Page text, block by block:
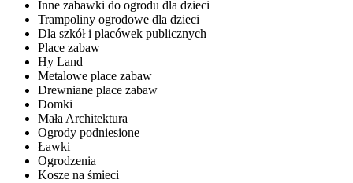
Inne zabawki do ogrodu dla dzieci
Trampoliny ogrodowe dla dzieci
Dla szkół i placówek publicznych
Place zabaw
Hy Land
Metalowe place zabaw
Drewniane place zabaw
Domki
Mała Architektura
Ogrody podniesione
Ławki
Ogrodzenia
Kosze na śmieci